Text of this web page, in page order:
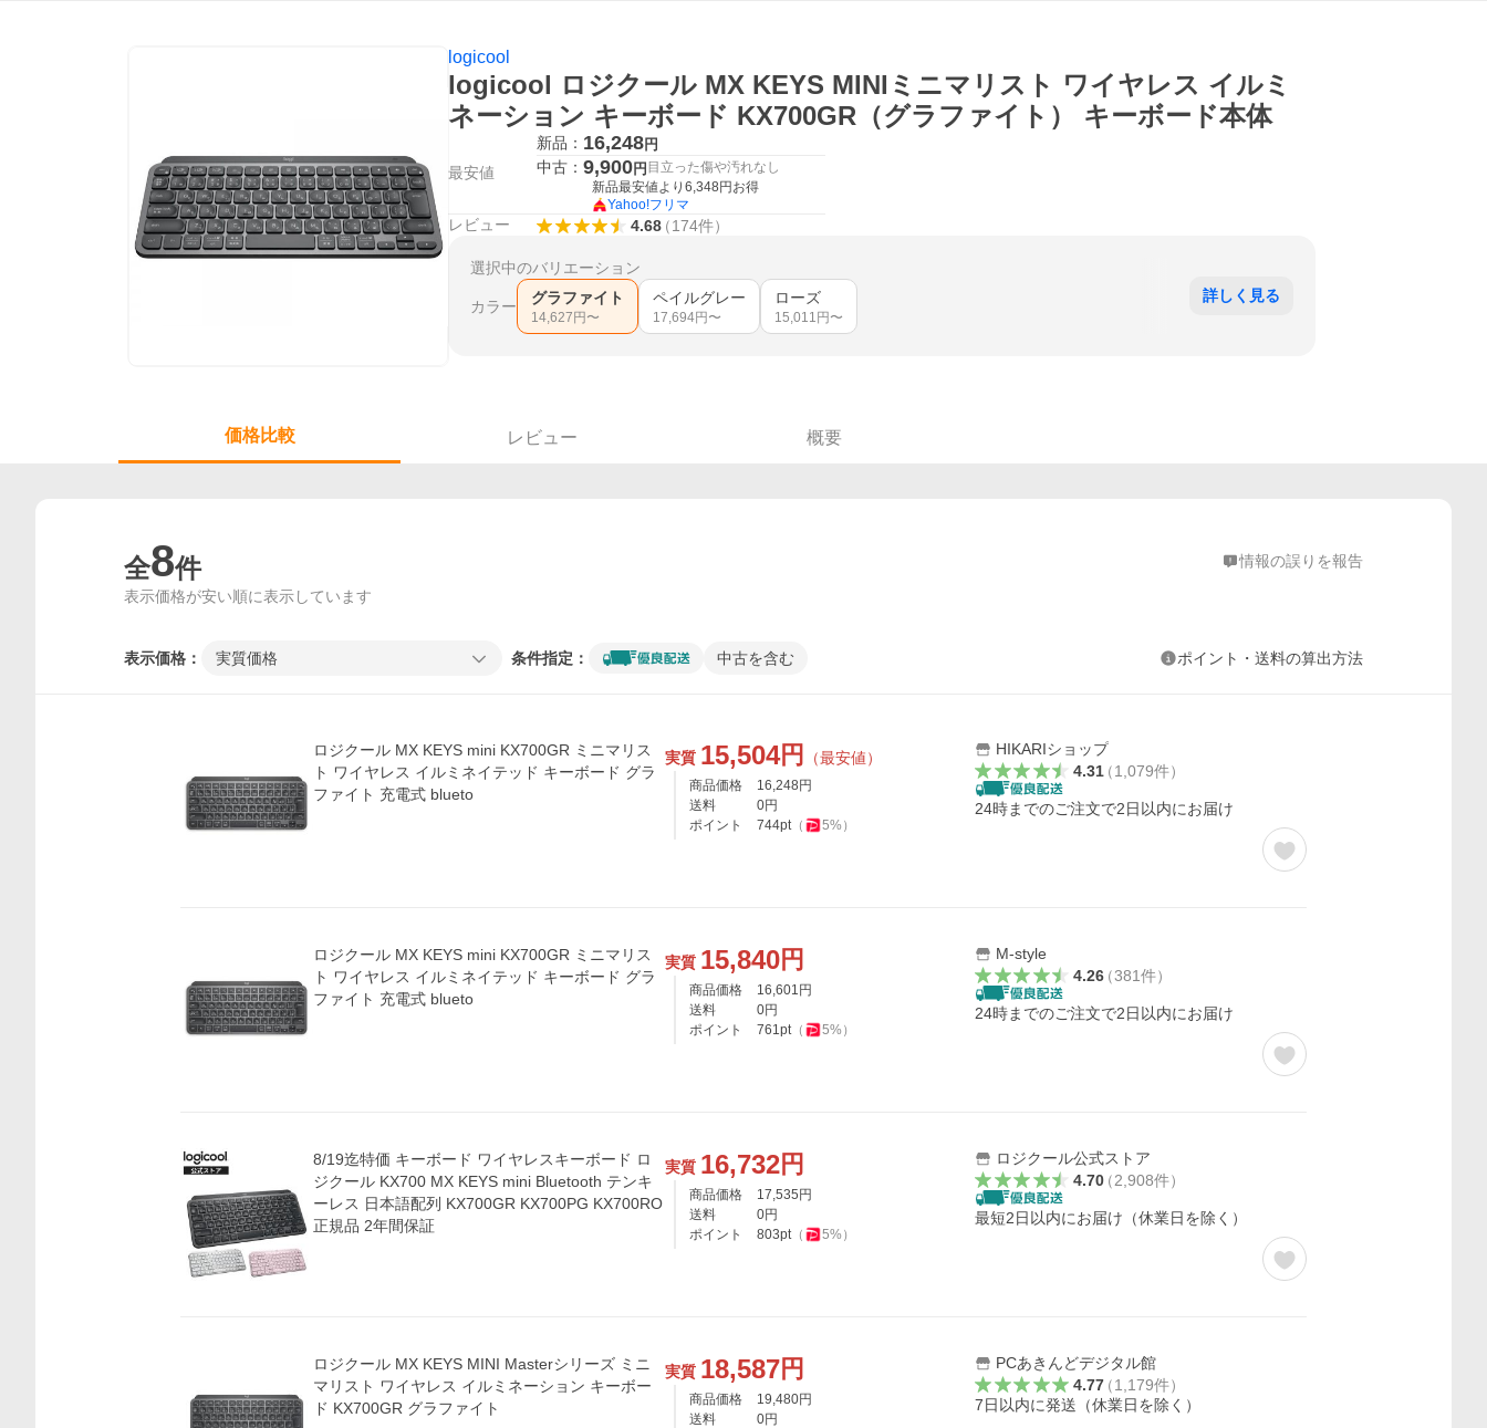
logicool
logicool ロジクール MX KEYS MINIミニマリスト ワイヤレス イルミ
ネーション キーボード KX700GR（グラファイト） キーボード本体
最安値
新品： 16,248円
中古： 9,900円 目立った傷や汚れなし
新品最安値より 6,348 円お得
Yahoo!フリマ
レビュー 4.68（174件）
選択中のバリエーション
カラー グラファイト
14,627 円〜
ペイルグレー
17,694円〜
ローズ
15,011 円〜
詳しく見る
価格比較 レビュー 概要
全8件 情報の誤りを報告
表示価格が安い順に表示しています
表示価格： 実質価格 条件指定： 中古を含む ポイント・送料の算出方法
ロジクール MX KEYS mini KX700GR ミニマリス
ト ワイヤレス イルミネイテッド キーボード グラ
ファイト 充電式 blueto
実質 15,504円 （最安値）
商品価格 16,248 円
送料
0円
ポイント
744pt（ 5%）
HIKARIショップ
4.31（1,079件）
24時までのご注文で2日以内にお届け
ロジクール MX KEYS mini KX700GR ミニマリス
ト ワイヤレス イルミネイテッド キーボード グラ
ファイト 充電式 blueto
実質 15,840円
商品価格 16,601 円
送料
0円
ポイント
761pt（ 5%）
M-style
4.26（381件）
24時までのご注文で2日以内にお届け
8/19迄特価 キーボード ワイヤレスキーボード ロ
ジクール KX700 MX KEYS mini Bluetooth テンキ
ーレス 日本語配列 KX700GR KX700PG KX700RO
正規品 2年間保証
実質 16,732円
商品価格 17,535 円
送料
0円
ポイント
803pt（ 5%）
ロジクール公式ストア
4.70（2,908件）
最短2日以内にお届け（休業日を除く）
ロジクール MX KEYS MINI Masterシリーズ ミニ
マリスト ワイヤレス イルミネーション キーボー
ド KX700GR グラファイト
実質 18,587円
商品価格 19,480円
送料
0円
PCあきんどデジタル館
4.77（1,179件）
7日以内に発送（休業日を除く）